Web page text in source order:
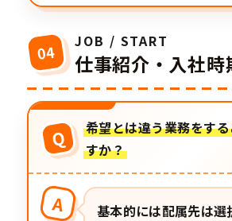
04
JOB / START
仕事紹介・入社時
Q
希望とは違う業務をす
すか？
A
基本的には配属先は選